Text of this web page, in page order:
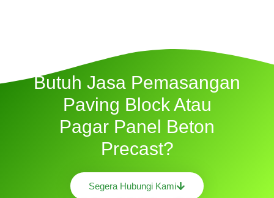
Butuh Jasa Pemasangan
Paving Block Atau
Pagar Panel Beton
Precast?
Segera Hubungi Kami